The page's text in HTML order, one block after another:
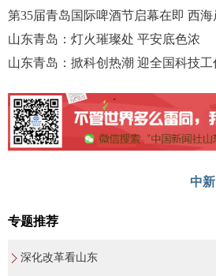
第35届青岛国际啤酒节启幕在即 西
山东青岛：灯火璀璨处 平安底色浓
山东青岛：掀科创热潮 迎全国科技工
中
专题推荐
深化改革看山东